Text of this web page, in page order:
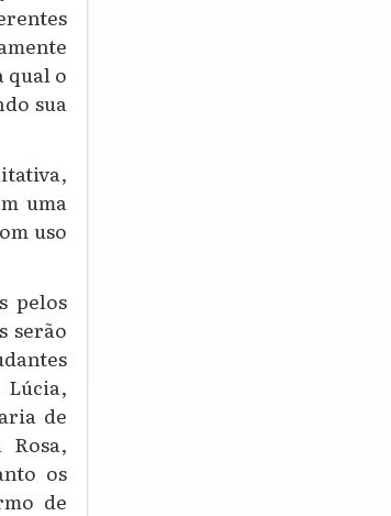
qual o
sua
uma
uso
pelos
serão
de
os
de